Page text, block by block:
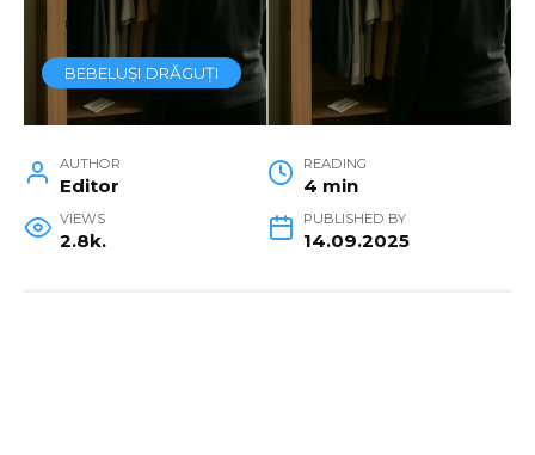
BEBELUȘI DRĂGUȚI
AUTHOR
Editor
READING
4 min
VIEWS
2.8k.
PUBLISHED BY
14.09.2025